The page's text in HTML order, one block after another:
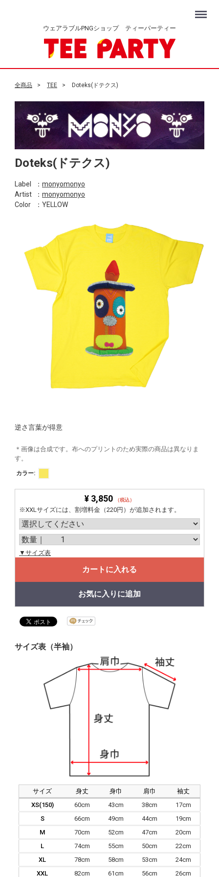
ウェアラブルPNGショップ ティーパーティー
Menu
全商品 TEE Doteks(ドテクス)
Doteks(ドテクス)
Label ： monyomonyo
Artist
： monyomonyo
Color
：YELLOW
逆さ言葉が得意
＊画像は合成です。布へのプリントのため実際の商品は異なりま
す。
カラー:
¥ 3,850 （税込）
※XXLサイズには、割増料金（220円）が追加されます。
▼サイズ表
カートに入れる
お気に入りに追加
サイズ表（半袖）
サイズ 身丈 身巾 肩巾
袖丈
XS(150)
60cm 43cm 38cm
17cm
S
66cm 49cm 44cm
19cm
M
70cm 52cm 47cm
20cm
L
74cm 55cm 50cm
22cm
XL
78cm 58cm 53cm
24cm
XXL
82cm 61cm 56cm 26cm